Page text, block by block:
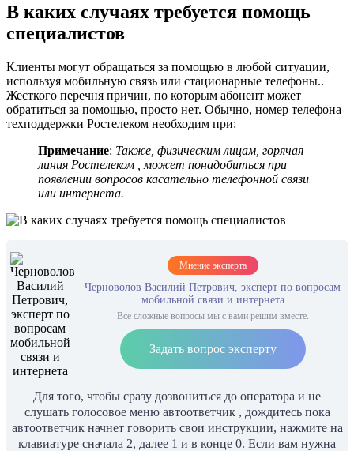
В каких случаях требуется помощь
специалистов
Клиенты могут обращаться за помощью в любой ситуации,
используя мобильную связь или стационарные телефоны..
Жесткого перечня причин, по которым абонент может
обратиться за помощью, просто нет. Обычно, номер телефона
техподдержки Ростелеком необходим при:
Примечание: Также, физическим лицам, горячая
линия Ростелеком , может понадобиться при
появлении вопросов касательно телефонной связи
или интернета.
Мнение эксперта
Черноволов Василий Петрович, эксперт по вопросам
мобильной связи и интернета
Все сложные вопросы мы с вами решим вместе.
Задать вопрос эксперту
Для того, чтобы сразу дозвониться до оператора и не
слушать голосовое меню автоответчик , дождитесь пока
автоответчик начнет говорить свои инструкции, нажмите на
клавиатуре сначала 2, далее 1 и в конце 0. Если вам нужна